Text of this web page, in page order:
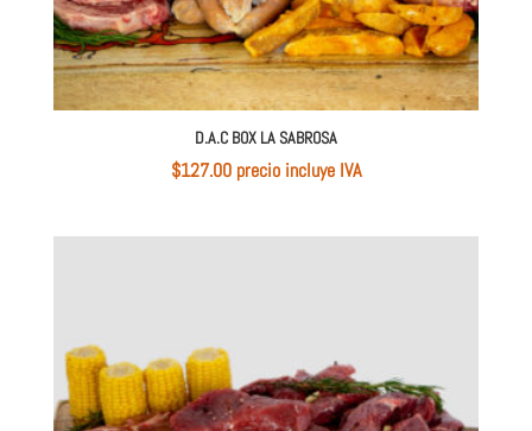
D.A.C BOX LA SABROSA
$127.00 precio incluye IVA